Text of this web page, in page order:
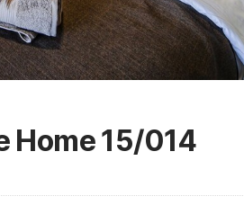
Home 15/014